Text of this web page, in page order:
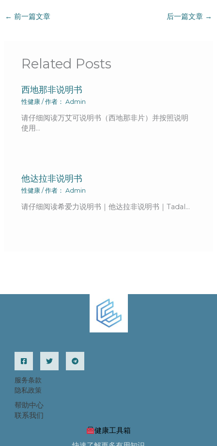
← 前一篇文章 后一篇文章 →
Related Posts
西地那非说明书
性健康 / 作者： Admin
请仔细阅读万艾可说明书（西地那非片）并按照说明
使用…
他达拉非说明书
性健康 / 作者： Admin
请仔细阅读希爱力说明书｜他达拉非说明书｜Tadal…
服务条款
隐私政策
帮助中心
联系我们
健康工具箱